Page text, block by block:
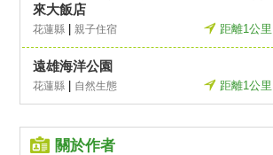
來大飯店
花蓮縣 親子住宿 距離1公里
遠雄海洋公園
花蓮縣 自然生態 距離1公里
關於作者